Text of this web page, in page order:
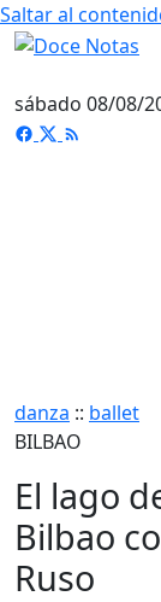
Saltar al
sábado 08/08/
danza :: ballet
BILBAO
El lago
Bilbao
Ruso